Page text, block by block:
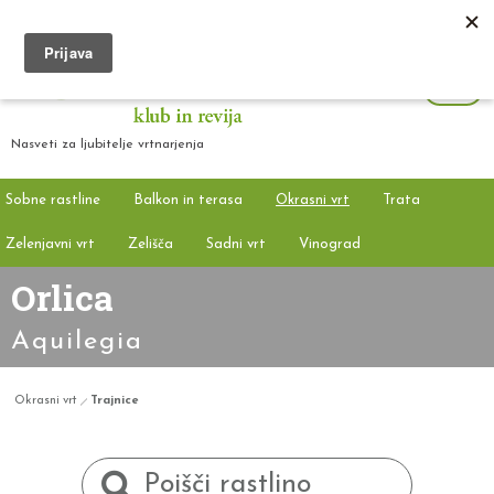
Nasveti za ljubitelje vrtnarjenja
Sobne rastline Balkon in terasa Okrasni vrt Trata
Zelenjavni vrt Zelišča Sadni vrt Vinograd
Orlica
Aquilegia
Okrasni vrt Trajnice